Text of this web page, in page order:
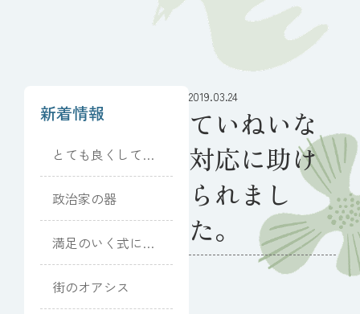
新着情報
とても良くしてい
ただきました
政治家の器
満足のいく式にな
りました
街のオアシス
2019.03.24
ていねいな
対応に助け
られまし
た。